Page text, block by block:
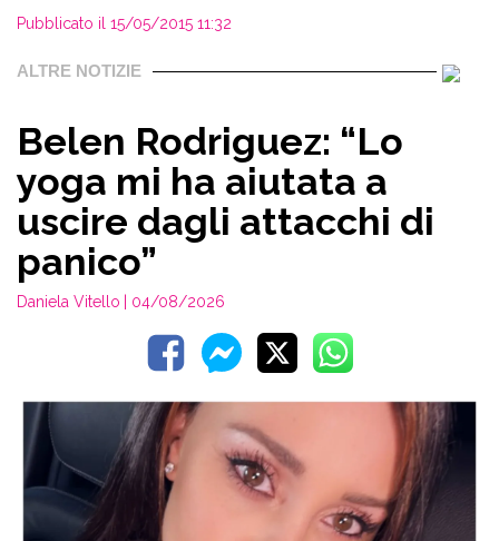
Pubblicato il 15/05/2015 11:32
ALTRE NOTIZIE
Belen Rodriguez: “Lo
yoga mi ha aiutata a
uscire dagli attacchi di
panico”
Daniela Vitello | 04/08/2026